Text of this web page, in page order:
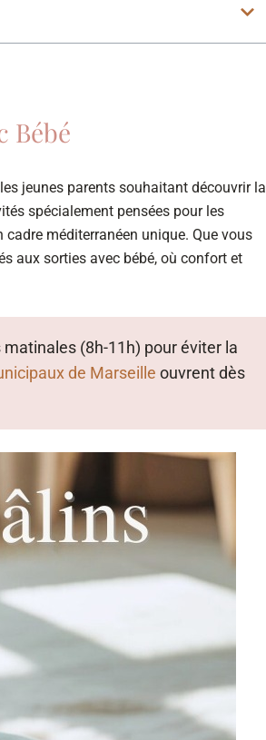
Bébé
jeunes parents souhaitant découvrir la
spécialement pensées pour les
méditerranéen unique. Que vous
aux sorties avec bébé, où confort et
(8h-11h) pour éviter la
de Marseille ouvrent dès